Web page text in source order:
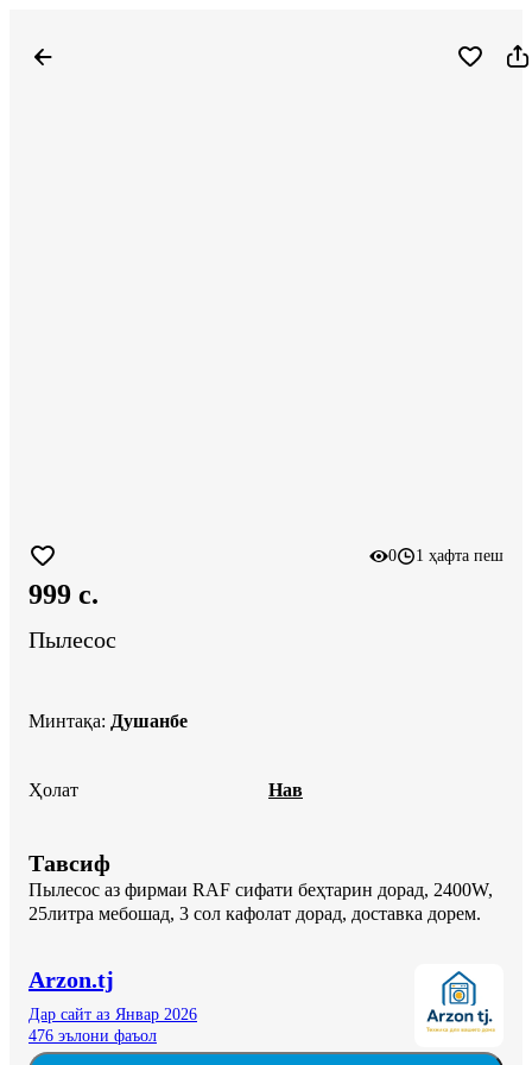
0 1 ҳафта пеш
999 c.
Пылесос
Минтақа: Душанбе
Ҳолат Нав
Тавсиф
Пылесос аз фирмаи RAF сифати беҳтарин дорад, 2400W,
25литра мебошад, 3 сол кафолат дорад, доставка дорем.
Arzon.tj
Дар сайт аз Январ 2026
476 эълони фаъол